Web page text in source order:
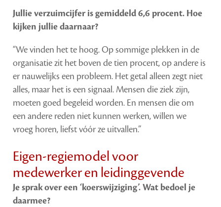
Jullie verzuimcijfer is gemiddeld 6,6 procent. Hoe
kijken jullie daarnaar?
“We vinden het te hoog. Op sommige plekken in de
organisatie zit het boven de tien procent, op andere is
er nauwelijks een probleem. Het getal alleen zegt niet
alles, maar het is een signaal. Mensen die ziek zijn,
moeten goed begeleid worden. En mensen die om
een andere reden niet kunnen werken, willen we
vroeg horen, liefst vóór ze uitvallen.”
Eigen-regiemodel voor
medewerker en leidinggevende
Je sprak over een ‘koerswijziging’. Wat bedoel je
daarmee?